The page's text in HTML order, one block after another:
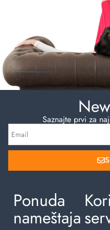
Saznajte prvi za
Ponuda
nameštaja